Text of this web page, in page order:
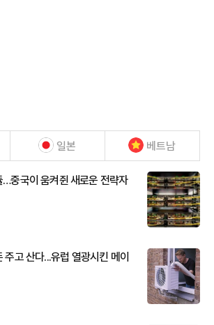
일본 베트남
중국이 움켜쥔 새로운 전략자
고 산다...유럽 열광시킨 메이